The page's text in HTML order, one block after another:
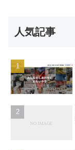
人気記事